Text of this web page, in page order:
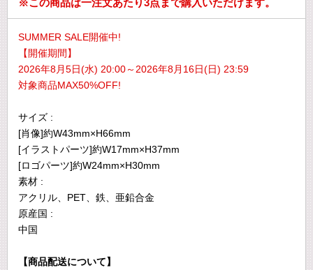
SUMMER SALE開催中!
【開催期間】
2026年8月5日(水) 20:00～2026年8月16日(日) 23:59
対象商品MAX50%OFF!
サイズ :
[肖像]約W43mm×H66mm
[イラストパーツ]約W17mm×H37mm
[ロゴパーツ]約W24mm×H30mm
素材 :
アクリル、PET、鉄、亜鉛合金
原産国 :
中国
【商品配送について】